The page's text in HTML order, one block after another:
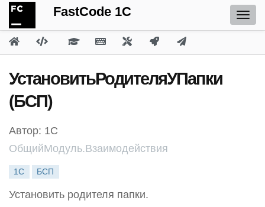
FastCode 1C
УстановитьРодителяУПапки
(БСП)
Автор: 1С
ОбщийМодуль.Взаимодействия
1С БСП
Установить родителя папки.